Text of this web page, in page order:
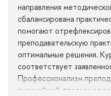
направления
сбалансирована
помогают
преподавательскую
оптимальные решения.
соответствует
Профессионализм
высочайший, превзошел